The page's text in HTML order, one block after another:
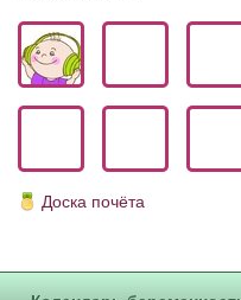
Блог Администратора
О проекте
Сотрудничество.
Доска почёта